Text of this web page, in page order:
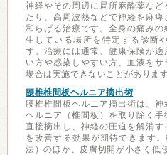
神経やその周辺に局所麻酔薬な
たり、高周波熱などで神経を麻
和らげる治療です。全身の痛み
生じている場所を特定する診断
す。治療には通常、健康保険が適
い方や感染しやすい方、血液を
場合は実施できないことがあります
腰椎椎間板ヘルニア摘出術
腰椎椎間板ヘルニア摘出術は、
ヘルニア（椎間板）を取り除く
直接摘出し、神経の圧迫を解消
を改善する効果が期待できます
法）のほか、皮膚切開が小さく低